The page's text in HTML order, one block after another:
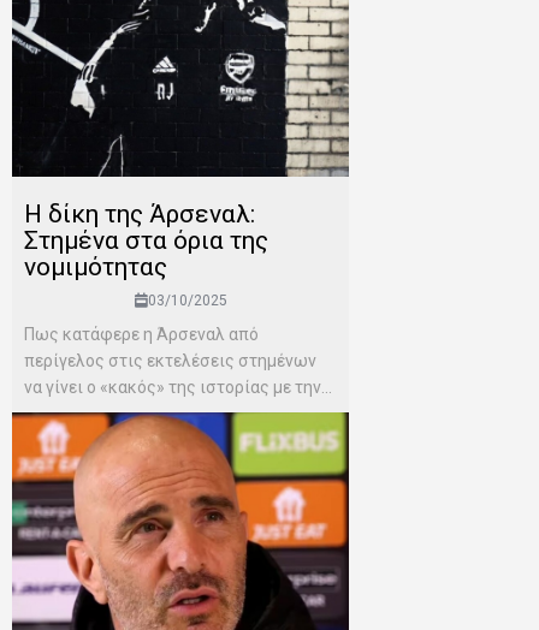
Η δίκη της Άρσεναλ:
Στημένα στα όρια της
νομιμότητας
03/10/2025
Πως κατάφερε η Άρσεναλ από
περίγελος στις εκτελέσεις στημένων
να γίνει ο «κακός» της ιστορίας με την...